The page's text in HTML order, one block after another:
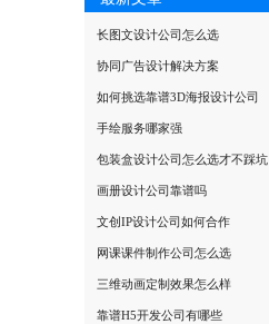
长图文设计公司怎么选
协同广告设计解决方案
如何挑选靠谱3D海报设计公司
手绘服务哪家强
包装盒设计公司怎么选才不踩坑
画册设计公司靠谱吗
文创IP设计公司如何合作
网课课件制作公司怎么选
三维动画定制效果怎么样
靠谱H5开发公司有哪些